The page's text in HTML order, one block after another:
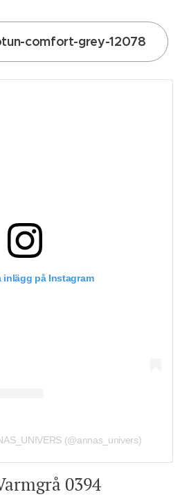
comfort-grey-12078
inlägg på Instagram
(@annas_univers)
0394